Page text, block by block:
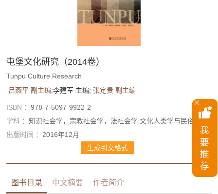
屯堡文化研究（2014卷）
Tunpu Culture Research
吕燕平副主编;李建军 主编; 张定贵副主编
ISBN ：978-7-5097-9922-2
学科 ：知识社会学，宗教社会学，法社会学;文化人类学与民俗学
出版时间 ：2016年12月
生成引文格式
图书目录 中文摘要 作者简介